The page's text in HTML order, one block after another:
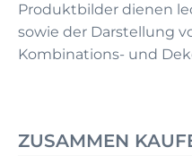
Produktbilder dienen
sowie der Darstellung
Kombinations- und
ZUSAMMEN